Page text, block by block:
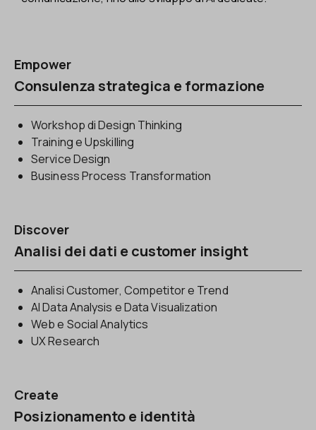
Empower
Consulenza strategica e formazione
Workshop di Design Thinking
Training e Upskilling
Service Design
Business Process Transformation
Discover
Analisi dei dati e customer insight
Analisi Customer, Competitor e Trend
AI Data Analysis e Data Visualization
Web e Social Analytics
UX Research
Create
Posizionamento e identità